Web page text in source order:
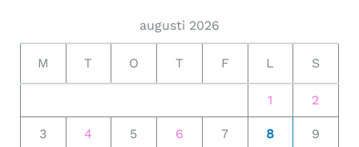
augusti 2026
M T O T F L S
1 2
3 4 5 6 7 8 9